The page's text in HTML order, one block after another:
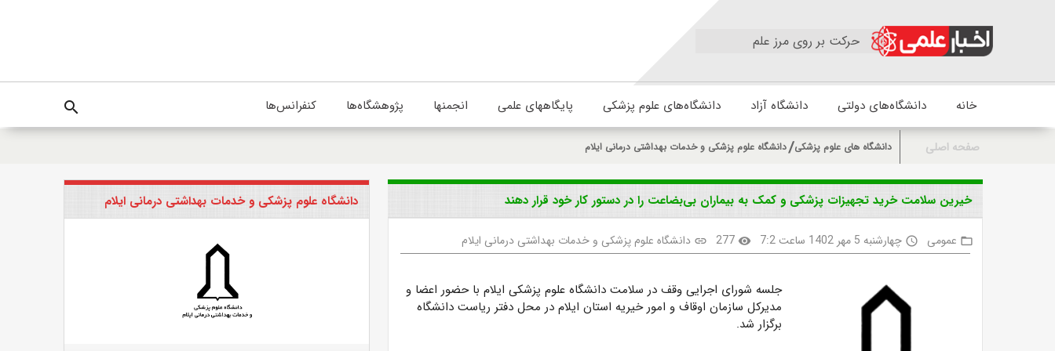
حرکت بر روی مرز علم
خانه دانشگاه‌های دولتی دانشگاه آزاد دانشگاه‌های علوم پزشکی پایگاههای علمی انجمنها پژوهشگاه‌ها کنفرانس‌ها search
صفحه اصلی دانشگاه های علوم پزشکی دانشگاه علوم پزشکی و خدمات بهداشتی درمانی ایلام
خیرین سلامت خرید تجهیزات پزشکی و کمک به بیماران بی‌بضاعت را در دستور کار خود قرار دهند
folder_open عمومی access_time چهارشنبه 5 مهر 1402 ساعت 7:2 visibility
277
link دانشگاه علوم پزشکی و خدمات بهداشتی درمانی ایلام
جلسه شورای اجرایی وقف در سلامت دانشگاه علوم پزشکی ایلام با حضور اعضا و
مدیرکل سازمان اوقاف و امور خیریه استان ایلام در محل دفتر ریاست دانشگاه
برگزار شد.
دانشگاه علوم پزشکی و خدمات بهداشتی درمانی ایلام